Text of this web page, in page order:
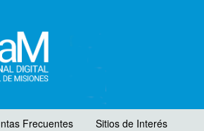
Frecuentes
Sitios de Interés